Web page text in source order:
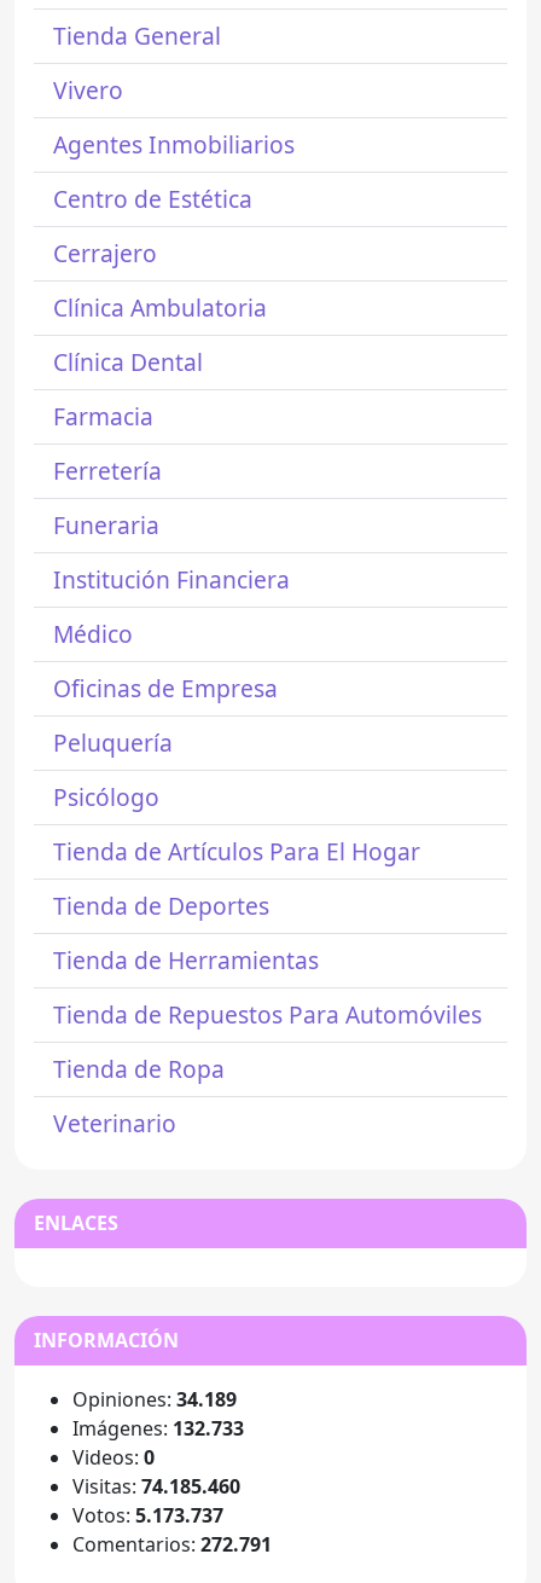
Tienda General
Vivero
Agentes Inmobiliarios
Centro de Estética
Cerrajero
Clínica Ambulatoria
Clínica Dental
Farmacia
Ferretería
Funeraria
Institución Financiera
Médico
Oficinas de Empresa
Peluquería
Psicólogo
Tienda de Artículos Para El Hogar
Tienda de Deportes
Tienda de Herramientas
Tienda de Repuestos Para Automóviles
Tienda de Ropa
Veterinario
ENLACES
INFORMACIÓN
Opiniones: 34.189
Imágenes: 132.733
Videos: 0
Visitas: 74.185.460
Votos: 5.173.737
Comentarios: 272.791